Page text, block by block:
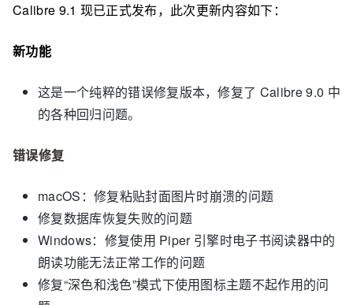
Calibre 9.1 现已正式发布，此次更新内容如下：
新功能
这是一个纯粹的错误修复版本，修复了 Calibre 9.0 中
的各种回归问题。
错误修复
macOS：修复粘贴封面图片时崩溃的问题
修复数据库恢复失败的问题
Windows：修复使用 Piper 引擎时电子书阅读器中的
朗读功能无法正常工作的问题
修复“深色和浅色”模式下使用图标主题不起作用的问